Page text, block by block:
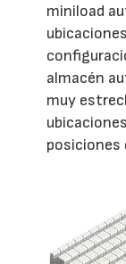
miniload
almacén
muy
posiciones